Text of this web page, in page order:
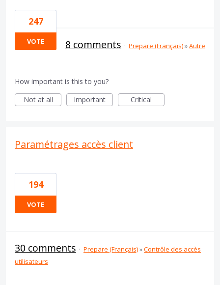
247
VOTE 8 comments · Prepare (Français)»Autre
How important is this to you?
Not at all
Important Critical
Paramétrages accès client
194
VOTE
30 comments · Prepare (Français)»Contrôle des accès
utilisateurs